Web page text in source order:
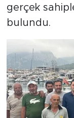
gerçek
bulundu.